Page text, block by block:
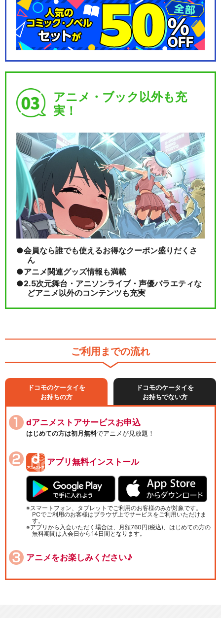
アニメ・ブック以外も充
実！
会員なら誰でも使えるお得なクーポン盛りだくさ
ん
アニメ関連グッズ情報も満載
2.5次元舞台・アニソンライブ・声優バラエティな
どアニメ以外のコンテンツも充実
ご利用までの流れ
ドコモのケータイを
お持ちの方
ドコモのケータイを
お持ちでない方
dアニメストアサービスお申込
はじめての方は初月無料でアニメが見放題！
アプリ無料インストール
スマートフォン、タブレットでご利用のお客様のみが対象です。
PCでご利用のお客様はブラウザ上でサービスをご利用いただけま
す。
アプリから入会いただく場合は、月額760円(税込)、はじめての方の
無料期間は入会日から14日間となります。
アニメをお楽しみください♪